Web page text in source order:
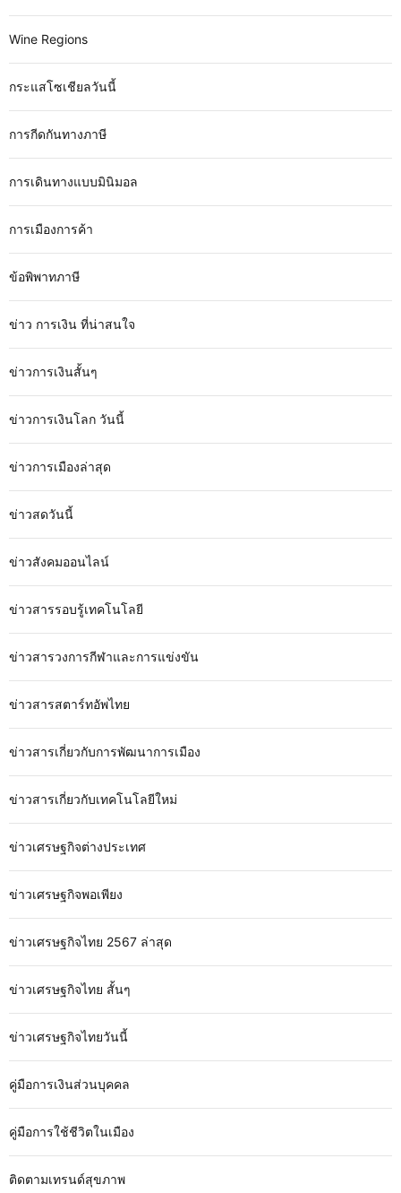
Wine Regions
กระแสโซเชียลวันนี้
การกีดกันทางภาษี
การเดินทางแบบมินิมอล
การเมืองการค้า
ข้อพิพาทภาษี
ข่าว การเงิน ที่น่าสนใจ
ข่าวการเงินสั้นๆ
ข่าวการเงินโลก วันนี้
ข่าวการเมืองล่าสุด
ข่าวสดวันนี้
ข่าวสังคมออนไลน์
ข่าวสารรอบรู้เทคโนโลยี
ข่าวสารวงการกีฬาและการแข่งขัน
ข่าวสารสตาร์ทอัพไทย
ข่าวสารเกี่ยวกับการพัฒนาการเมือง
ข่าวสารเกี่ยวกับเทคโนโลยีใหม่
ข่าวเศรษฐกิจต่างประเทศ
ข่าวเศรษฐกิจพอเพียง
ข่าวเศรษฐกิจไทย 2567 ล่าสุด
ข่าวเศรษฐกิจไทย สั้นๆ
ข่าวเศรษฐกิจไทยวันนี้
คู่มือการเงินส่วนบุคคล
คู่มือการใช้ชีวิตในเมือง
ติดตามเทรนด์สุขภาพ